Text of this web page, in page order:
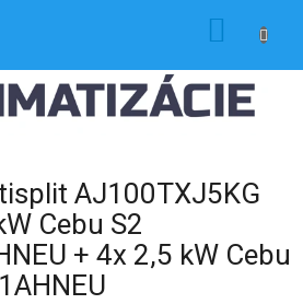
AJ100TXJ5KG
Cebu S2
+ 4x 2,5 kW Cebu